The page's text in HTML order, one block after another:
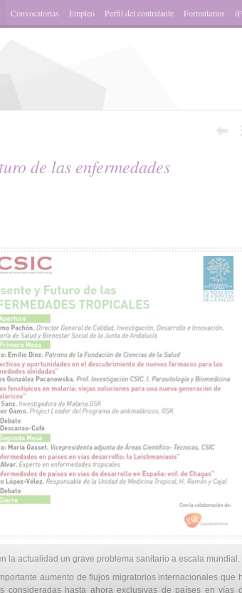
Convocatorias Empleo Perfil del contratante Formularios
de las enfermedades
la actualidad un grave problema sanitario a escala mundial.
aumento de flujos migratorios internacionales que
consideradas hasta ahora exclusivas de países en vías